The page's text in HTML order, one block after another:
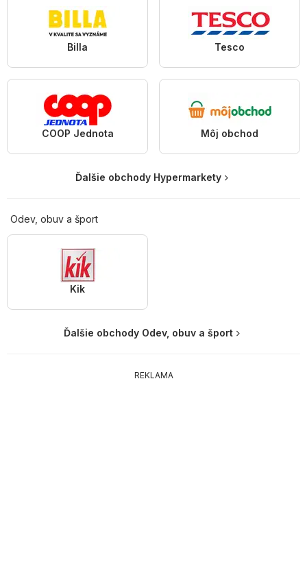
Billa Tesco
COOP Jednota Môj obchod
Ďalšie obchody Hypermarkety
Odev, obuv a šport
Kik
Ďalšie obchody Odev, obuv a šport
REKLAMA